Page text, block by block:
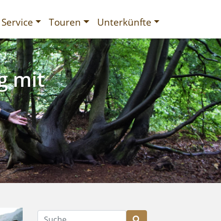
Service Touren Unterkünfte
mit
Suche